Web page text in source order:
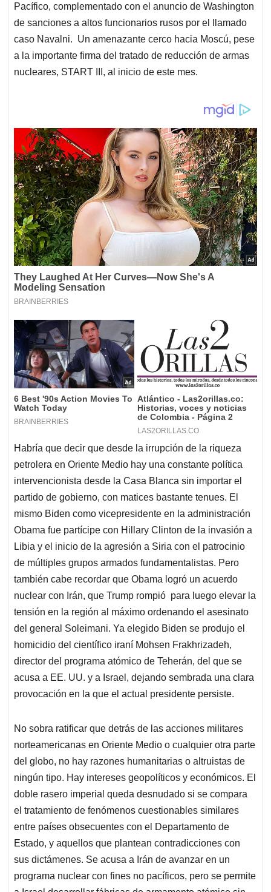
Pacífico, complementado con el anuncio de Washington
de sanciones a altos funcionarios rusos por el llamado
caso Navalni. Un amenazante cerco hacia Moscú, pese
a la importante firma del tratado de reducción de armas
nucleares, START III, al inicio de este mes.
Habría que decir que desde la irrupción de la riqueza
petrolera en Oriente Medio hay una constante política
intervencionista desde la Casa Blanca sin importar el
partido de gobierno, con matices bastante tenues. El
mismo Biden como vicepresidente en la administración
Obama fue partícipe con Hillary Clinton de la invasión a
Libia y el inicio de la agresión a Siria con el patrocinio
de múltiples grupos armados fundamentalistas. Pero
también cabe recordar que Obama logró un acuerdo
nuclear con Irán, que Trump rompió para luego elevar la
tensión en la región al máximo ordenando el asesinato
del general Soleimani. Ya elegido Biden se produjo el
homicidio del científico iraní Mohsen Frakhrizadeh,
director del programa atómico de Teherán, del que se
acusa a EE. UU. y a Israel, dejando sembrada una clara
provocación en la que el actual presidente persiste.
No sobra ratificar que detrás de las acciones militares
norteamericanas en Oriente Medio o cualquier otra parte
del globo, no hay razones humanitarias o altruistas de
ningún tipo. Hay intereses geopolíticos y económicos. El
doble rasero imperial queda desnudado si se compara
el tratamiento de fenómenos cuestionables similares
entre países obsecuentes con el Departamento de
Estado, y aquellos que plantean contradicciones con
sus dictámenes. Se acusa a Irán de avanzar en un
programa nuclear con fines no pacíficos, pero se permite